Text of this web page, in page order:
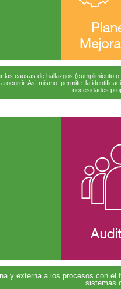
las causas de hallazgos (cumplimiento
ocurrir. Así mismo, permite la
necesidades
y externa a los procesos con
sistemas